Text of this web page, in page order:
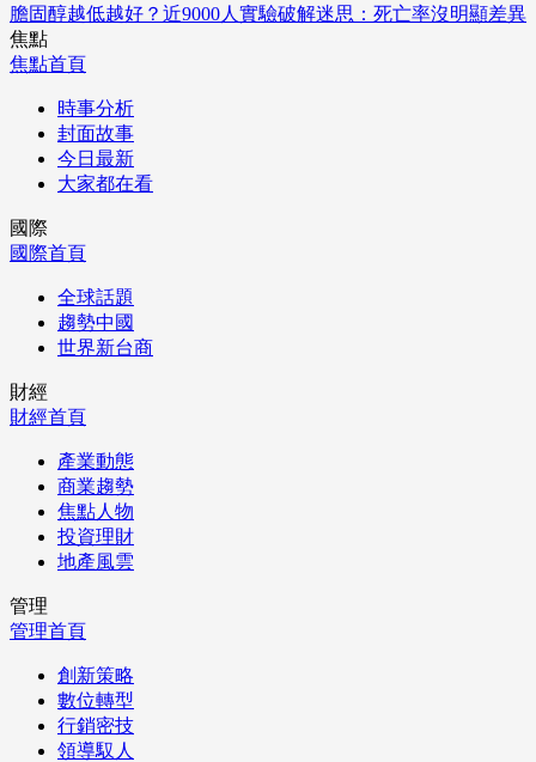
膽固醇越低越好？近9000人實驗破解迷思：死亡率沒明顯差異
焦點
焦點首頁
時事分析
封面故事
今日最新
大家都在看
國際
國際首頁
全球話題
趨勢中國
世界新台商
財經
財經首頁
產業動態
商業趨勢
焦點人物
投資理財
地產風雲
管理
管理首頁
創新策略
數位轉型
行銷密技
領導馭人